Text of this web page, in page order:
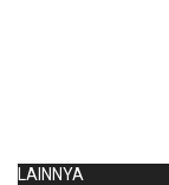
LAINNYA